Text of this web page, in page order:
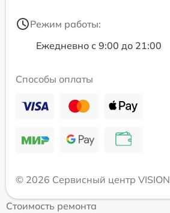
Режим работы:
Ежедневно с 9:00 до 21:00
Способы оплаты
© 2026 Сервисный центр VISION
Стоимость ремонта